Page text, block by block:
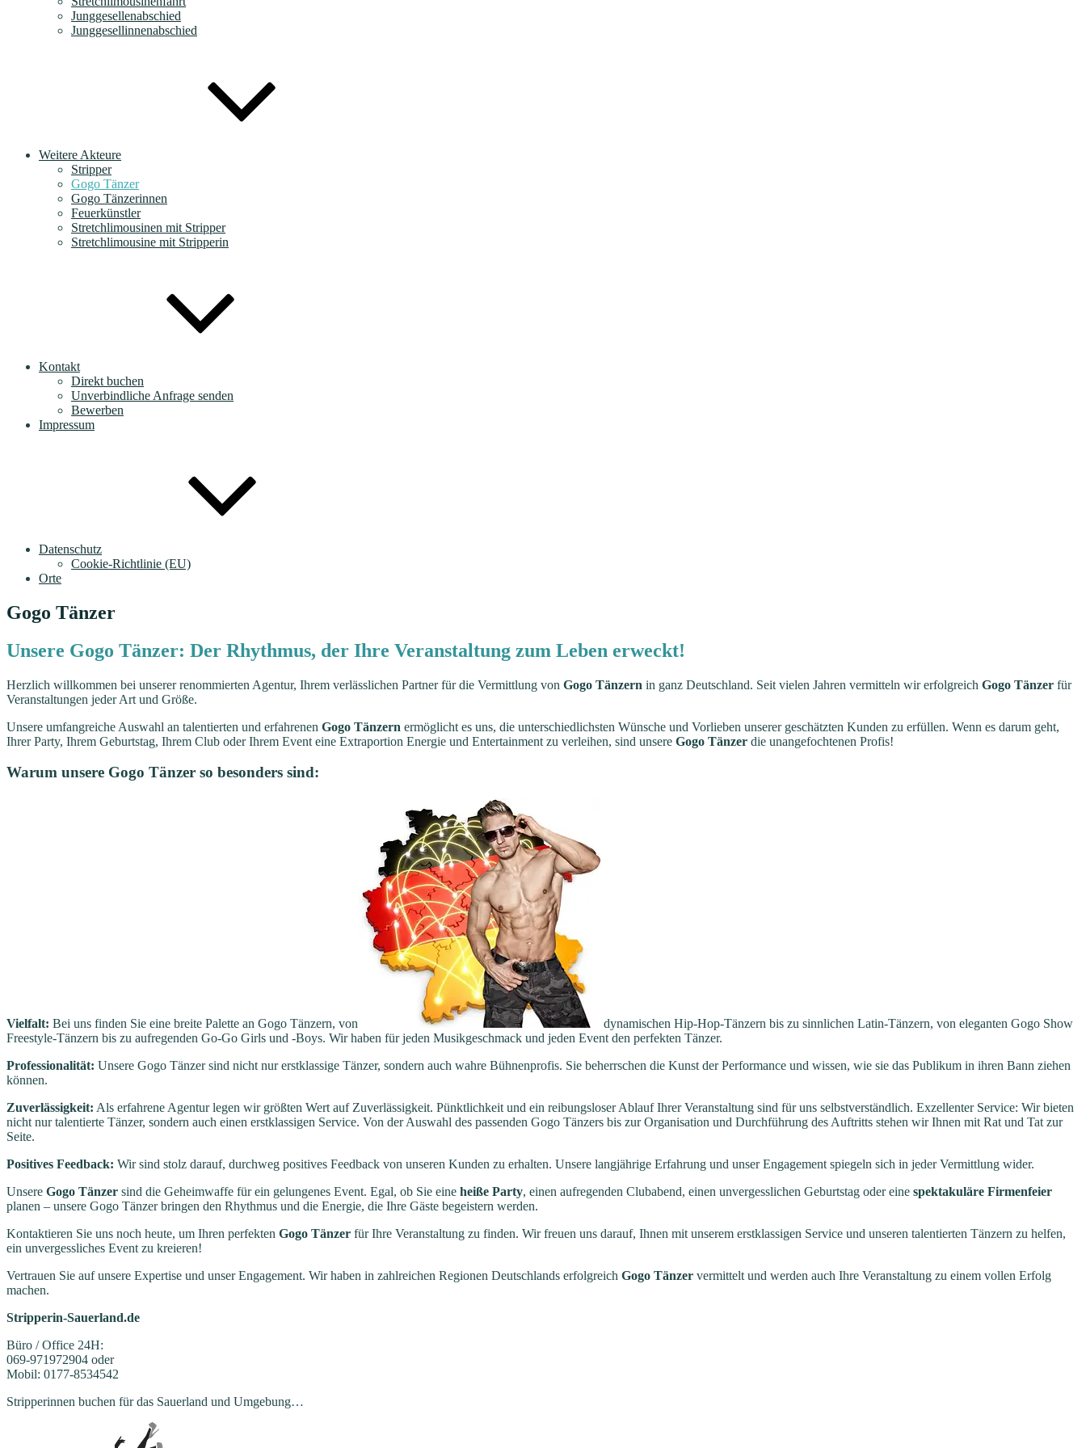
Junggesellenabschied
Junggesellinnenabschied
Weitere Akteure
Stripper
Gogo Tänzer
Gogo Tänzerinnen
Feuerkünstler
Stretchlimousinen mit Stripper
Stretchlimousine mit Stripperin
Kontakt
Direkt buchen
Unverbindliche Anfrage senden
Bewerben
Impressum
Datenschutz
Cookie-Richtlinie (EU)
Orte
Gogo Tänzer
Unsere Gogo Tänzer: Der Rhythmus, der Ihre Veranstaltung zum Leben erweckt!
Herzlich willkommen bei unserer renommierten Agentur, Ihrem verlässlichen Partner für die Vermittlung von Gogo Tänzern in ganz Deutschland. Seit vielen Jahren vermitteln wir erfolgreich Gogo Tänzer für
Veranstaltungen jeder Art und Größe.
Unsere umfangreiche Auswahl an talentierten und erfahrenen Gogo Tänzern ermöglicht es uns, die unterschiedlichsten Wünsche und Vorlieben unserer geschätzten Kunden zu erfüllen. Wenn es darum geht,
Ihrer Party, Ihrem Geburtstag, Ihrem Club oder Ihrem Event eine Extraportion Energie und Entertainment zu verleihen, sind unsere Gogo Tänzer die unangefochtenen Profis!
Warum unsere Gogo Tänzer so besonders sind:
Vielfalt: Bei uns finden Sie eine breite Palette an Gogo Tänzern, von
dynamischen Hip-Hop-Tänzern bis zu sinnlichen Latin-Tänzern, von eleganten Gogo Show
Freestyle-Tänzern bis zu aufregenden Go-Go Girls und -Boys. Wir haben für jeden Musikgeschmack und jeden Event den perfekten Tänzer.
Professionalität: Unsere Gogo Tänzer sind nicht nur erstklassige Tänzer, sondern auch wahre Bühnenprofis. Sie beherrschen die Kunst der Performance und wissen, wie sie das Publikum in ihren Bann ziehen
können.
Zuverlässigkeit: Als erfahrene Agentur legen wir größten Wert auf Zuverlässigkeit. Pünktlichkeit und ein reibungsloser Ablauf Ihrer Veranstaltung sind für uns selbstverständlich. Exzellenter Service: Wir bieten
nicht nur talentierte Tänzer, sondern auch einen erstklassigen Service. Von der Auswahl des passenden Gogo Tänzers bis zur Organisation und Durchführung des Auftritts stehen wir Ihnen mit Rat und Tat zur
Seite.
Positives Feedback: Wir sind stolz darauf, durchweg positives Feedback von unseren Kunden zu erhalten. Unsere langjährige Erfahrung und unser Engagement spiegeln sich in jeder Vermittlung wider.
Unsere Gogo Tänzer sind die Geheimwaffe für ein gelungenes Event. Egal, ob Sie eine heiße Party, einen aufregenden Clubabend, einen unvergesslichen Geburtstag oder eine spektakuläre Firmenfeier
planen – unsere Gogo Tänzer bringen den Rhythmus und die Energie, die Ihre Gäste begeistern werden.
Kontaktieren Sie uns noch heute, um Ihren perfekten Gogo Tänzer für Ihre Veranstaltung zu finden. Wir freuen uns darauf, Ihnen mit unserem erstklassigen Service und unseren talentierten Tänzern zu helfen,
ein unvergessliches Event zu kreieren!
Vertrauen Sie auf unsere Expertise und unser Engagement. Wir haben in zahlreichen Regionen Deutschlands erfolgreich Gogo Tänzer vermittelt und werden auch Ihre Veranstaltung zu einem vollen Erfolg
machen.
Stripperin-Sauerland.de
Büro / Office 24H:
069-971972904 oder
Mobil: 0177-8534542
Stripperinnen buchen für das Sauerland und Umgebung…